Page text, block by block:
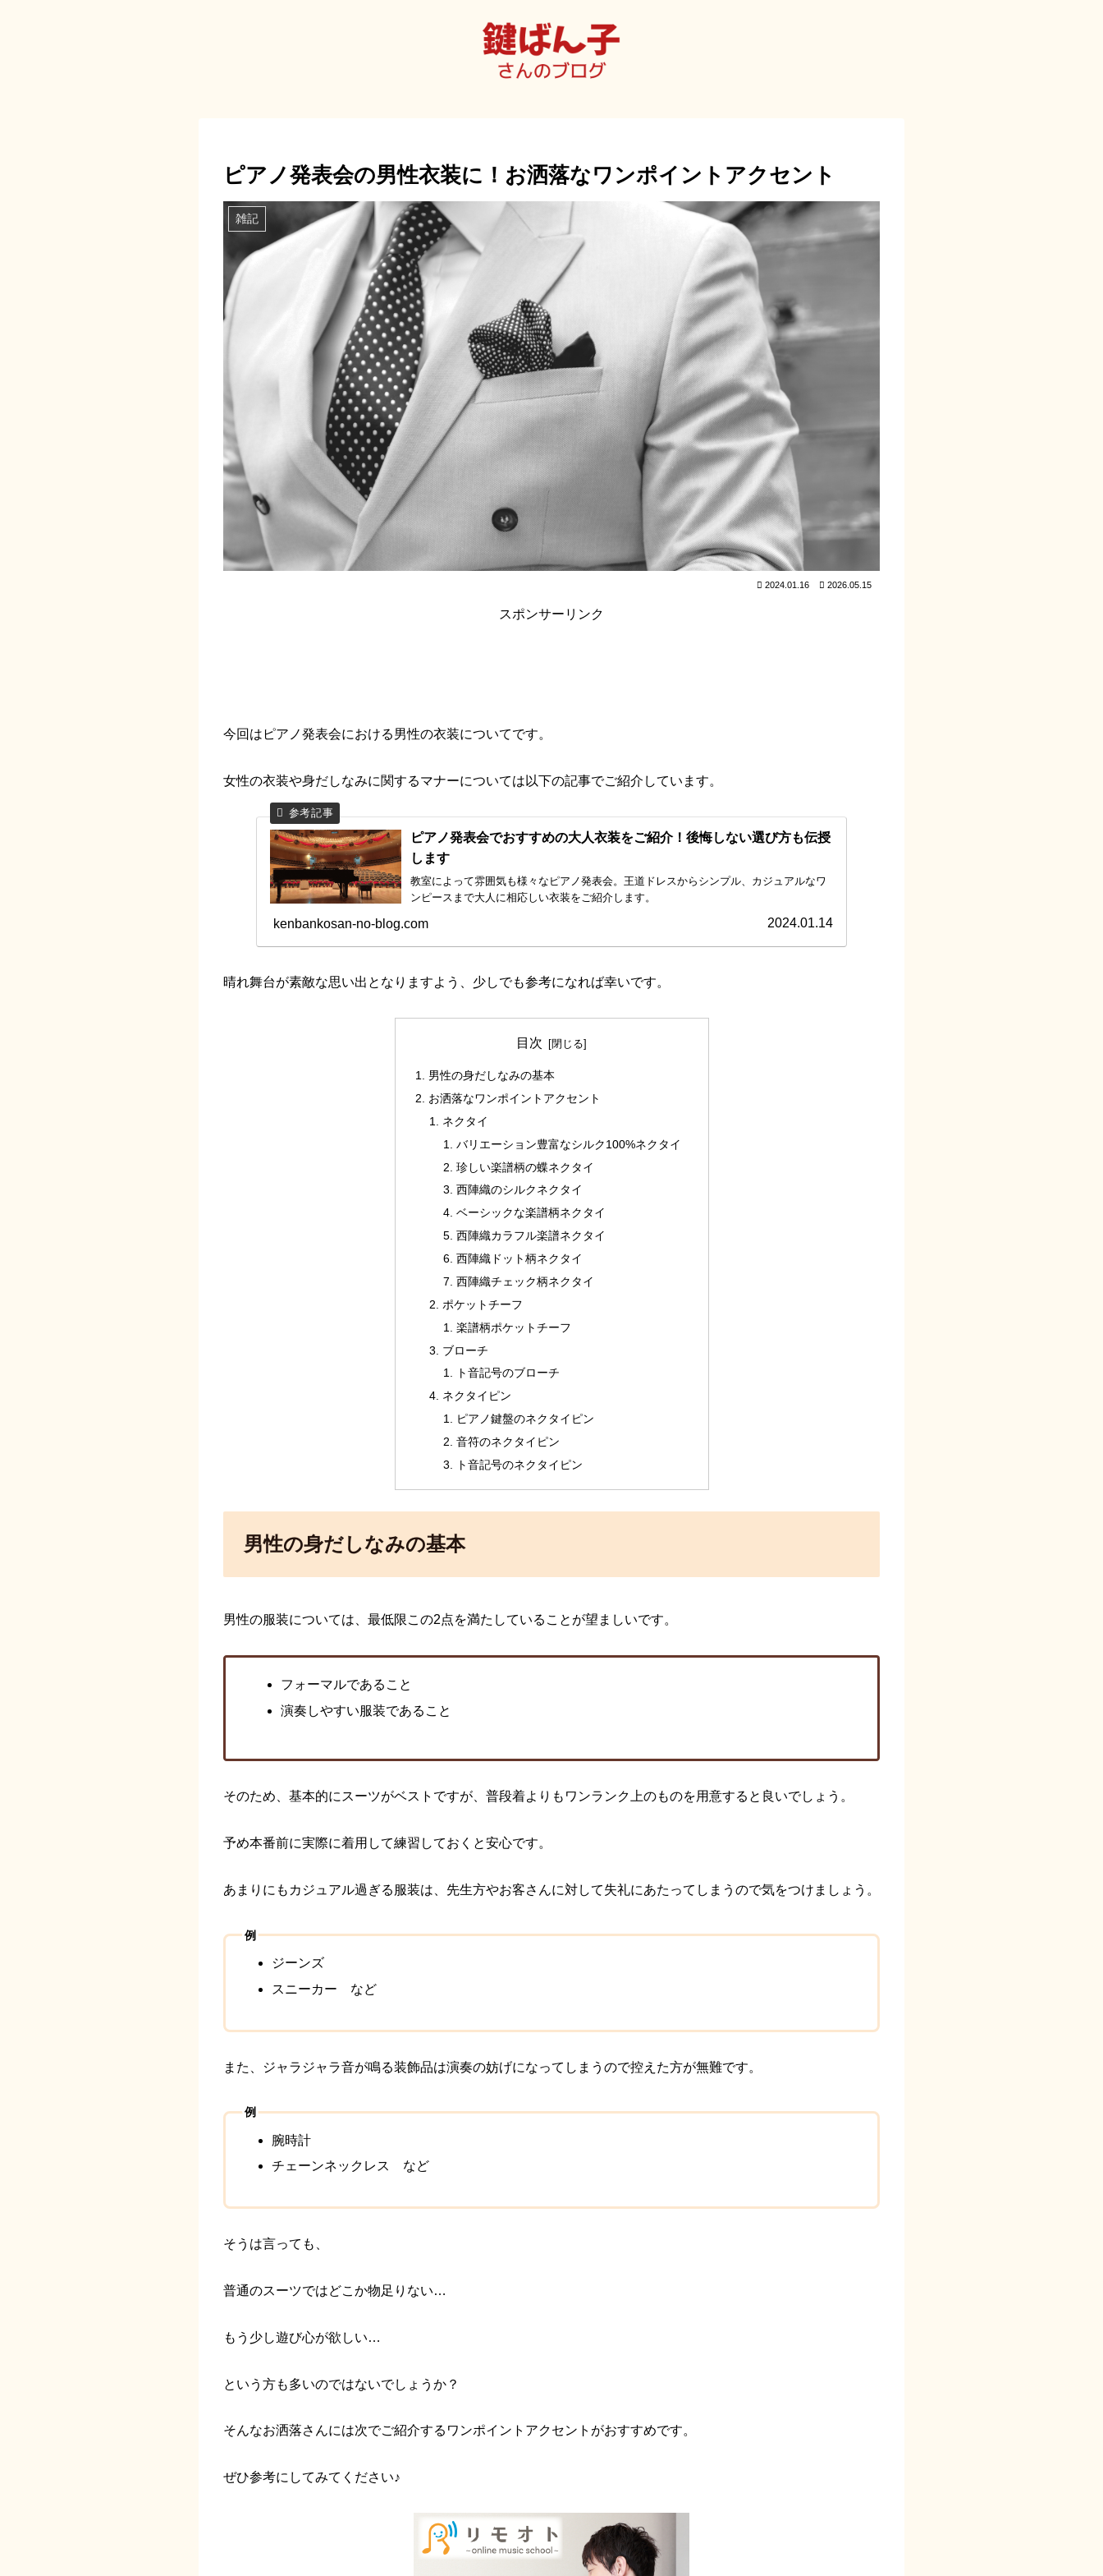
ピアノ発表会の男性衣装に！お洒落なワンポイントアクセント
雑記
2024.01.16 2026.05.15
スポンサーリンク
今回はピアノ発表会における男性の衣装についてです。
女性の衣装や身だしなみに関するマナーについては以下の記事でご紹介しています。
ピアノ発表会でおすすめの大人衣装をご紹介！後悔しない選び方も伝授
します
教室によって雰囲気も様々なピアノ発表会。王道ドレスからシンプル、カジュアルなワ
ンピースまで大人に相応しい衣装をご紹介します。
kenbankosan-no-blog.com 2024.01.14
晴れ舞台が素敵な思い出となりますよう、少しでも参考になれば幸いです。
目次
男性の身だしなみの基本
お洒落なワンポイントアクセント
ネクタイ
バリエーション豊富なシルク100%ネクタイ
珍しい楽譜柄の蝶ネクタイ
西陣織のシルクネクタイ
ベーシックな楽譜柄ネクタイ
西陣織カラフル楽譜ネクタイ
西陣織ドット柄ネクタイ
西陣織チェック柄ネクタイ
ポケットチーフ
楽譜柄ポケットチーフ
ブローチ
ト音記号のブローチ
ネクタイピン
ピアノ鍵盤のネクタイピン
音符のネクタイピン
ト音記号のネクタイピン
男性の身だしなみの基本
男性の服装については、最低限この2点を満たしていることが望ましいです。
フォーマルであること
演奏しやすい服装であること
そのため、基本的にスーツがベストですが、普段着よりもワンランク上のものを用意すると良いでしょう。
予め本番前に実際に着用して練習しておくと安心です。
あまりにもカジュアル過ぎる服装は、先生方やお客さんに対して失礼にあたってしまうので気をつけましょう。
例
ジーンズ
スニーカー など
また、ジャラジャラ音が鳴る装飾品は演奏の妨げになってしまうので控えた方が無難です。
例
腕時計
チェーンネックレス など
そうは言っても、
普通のスーツではどこか物足りない…
もう少し遊び心が欲しい…
という方も多いのではないでしょうか？
そんなお洒落さんには次でご紹介するワンポイントアクセントがおすすめです。
ぜひ参考にしてみてください♪